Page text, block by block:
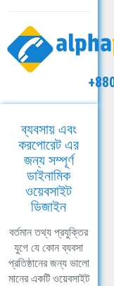
ব্যবসায় এবং
করপোরেট এর
জন্য সম্পূর্ণ
ডাইনামিক
ওয়েবসাইট
ডিজাইন
বর্তমান তথ্য প্রযুক্তির
যুগে যে কোন ব্যবসা
প্রতিষ্ঠানের জন্য ভালো
মানের একটি ওয়েবসাইট